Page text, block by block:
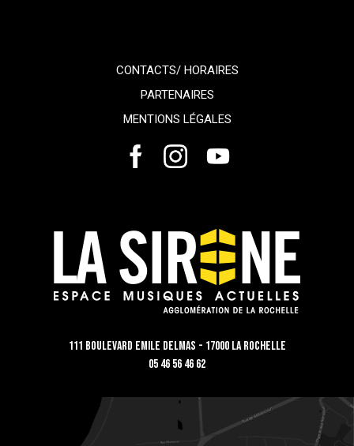
CONTACTS/ HORAIRES
PARTENAIRES
MENTIONS LÉGALES
111 Boulevard Emile Delmas - 17000 La Rochelle
05 46 56 46 62